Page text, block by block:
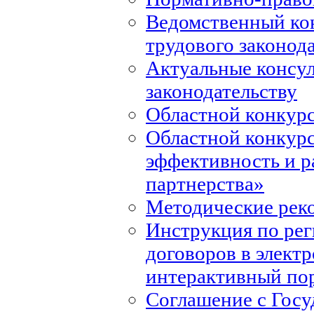
Ведомственный
трудового
Актуальные
законодательству
Областной
Областной
эффективность и
партнерства»
Методические
Инструкция по
договоров в
интерактивный
Соглашение с